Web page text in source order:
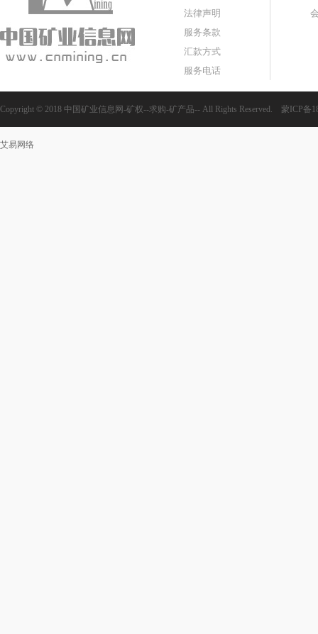
法律声明
服务条款
汇款方式
服务电话
Copyright © 2018 中国矿业信息网-矿权--求购-矿产品-- All Rights Reserved. 蒙ICP备
艾易网络